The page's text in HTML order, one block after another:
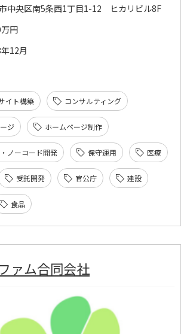
中央区南5条西1丁目1-12 ヒカリビル8F
円
12月
イト構築 コンサルティング
ジ ホームページ制作
ノーコード開発 保守運用 医療
受託開発 官公庁 建設
食品
ァム合同会社